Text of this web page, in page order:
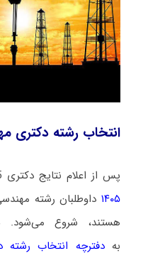
انتخاب رشته دکتری
پس از اعلام نتایج دکتری 1405،
۱۴۰۵داوطلبان رشته
هستند، شروع می‌شود.
بهدفترچه انتخاب رشته